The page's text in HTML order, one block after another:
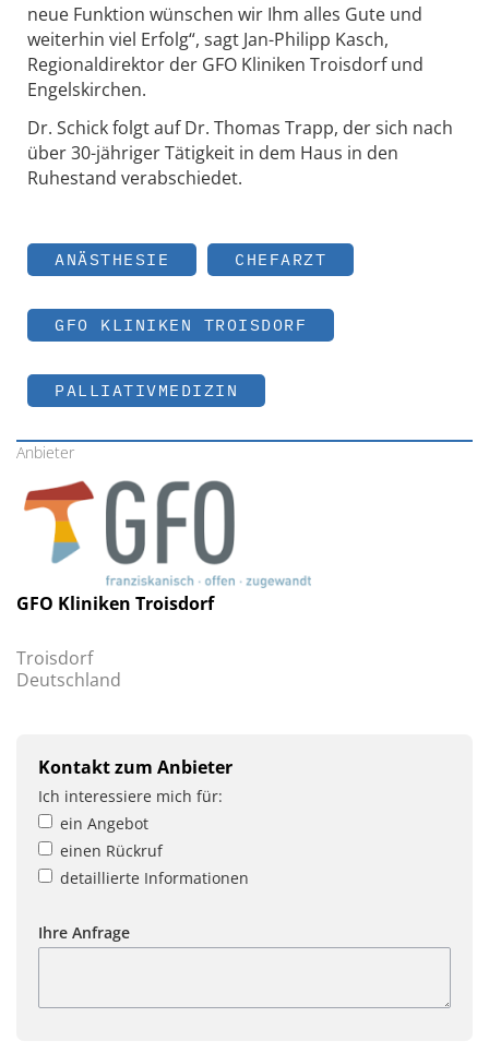
neue Funktion wünschen wir Ihm alles Gute und
weiterhin viel Erfolg“, sagt Jan-Philipp Kasch,
Regionaldirektor der GFO Kliniken Troisdorf und
Engelskirchen.
Dr. Schick folgt auf Dr. Thomas Trapp, der sich nach
über 30-jähriger Tätigkeit in dem Haus in den
Ruhestand verabschiedet.
ANÄSTHESIE CHEFARZT
GFO KLINIKEN TROISDORF
PALLIATIVMEDIZIN
Anbieter
GFO Kliniken Troisdorf
Troisdorf
Deutschland
Kontakt zum Anbieter
Ich interessiere mich für:
ein Angebot
einen Rückruf
detaillierte Informationen
Ihre Anfrage